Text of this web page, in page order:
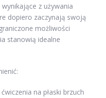
z używania
dopiero zaczynają swoją
możliwości
stanowią idealne
ćwiczenia na płaski brzuch